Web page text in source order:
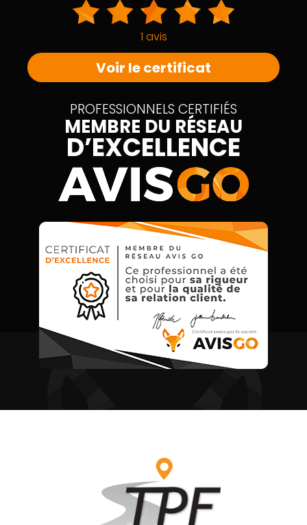
1 avis
Voir le certificat
PROFESSIONNELS CERTIFIÉS
MEMBRE DU RÉSEAU
D’EXCELLENCE